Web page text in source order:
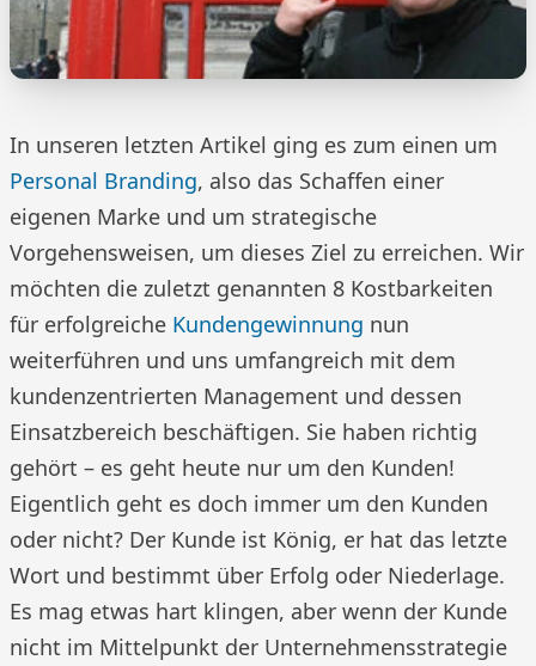
In unseren letzten Artikel ging es zum einen um
Personal Branding, also das Schaffen einer
eigenen Marke und um strategische
Vorgehensweisen, um dieses Ziel zu erreichen. Wir
möchten die zuletzt genannten 8 Kostbarkeiten
für erfolgreiche Kundengewinnung nun
weiterführen und uns umfangreich mit dem
kundenzentrierten Management und dessen
Einsatzbereich beschäftigen. Sie haben richtig
gehört – es geht heute nur um den Kunden!
Eigentlich geht es doch immer um den Kunden
oder nicht? Der Kunde ist König, er hat das letzte
Wort und bestimmt über Erfolg oder Niederlage.
Es mag etwas hart klingen, aber wenn der Kunde
nicht im Mittelpunkt der Unternehmensstrategie